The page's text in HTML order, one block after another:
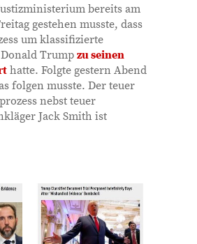
bereits am
gestehen musste, dass
um klassifizierte
Trumpzu seinen
hatte. Folgte gestern Abend
folgen musste. Der teuer
nebst teuer
Jack Smith ist